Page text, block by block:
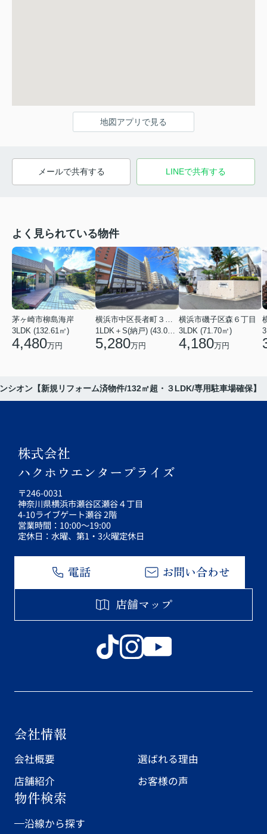
地図アプリで見る
メールで共有する LINEで共有する
よく見られている物件
茅ヶ崎市柳島海岸
3LDK (132.61㎡)
4,480万円 5,280万円
横浜市磯子区森６丁目
3LDK (71.70㎡)
4,180万円
シオン【新規リフォーム済物件/132㎡超・３LDK/専用駐車場確保】
株式会社
ハクホウエンタープライズ
〒246-0031
神奈川県横浜市瀬谷区瀬谷４丁目
4-10ライブゲート瀬谷 2階
営業時間：10:00～19:00
定休日：水曜、第1・3火曜定休日
電話
お問い合わせ
店舗マップ
会社情報
会社概要
選ばれる理由
店舗紹介
お客様の声
物件検索
沿線から探す